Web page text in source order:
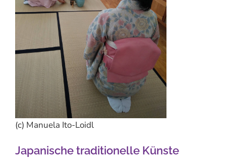
(c) Manuela Ito-Loidl
Japanische traditionelle Künste